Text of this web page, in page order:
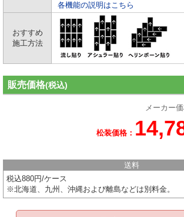
各機能の説明はこちら
おすすめ
施工方法
販売価格(税込)
メーカー価
松装価格：
送料
税込880円/ケース
※北海道、九州、沖縄および離島などは別料金。